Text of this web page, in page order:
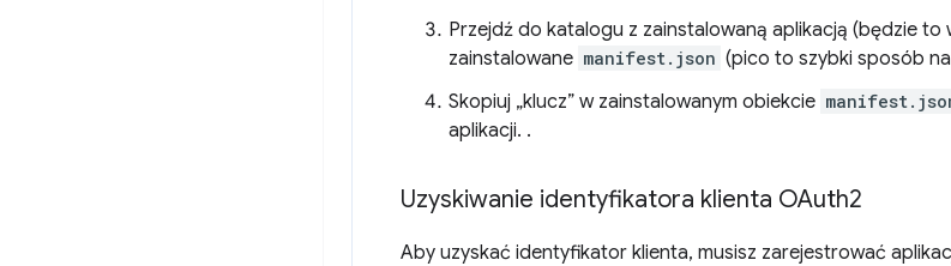
Przejdź do katalogu z zainstalowaną aplikacją (będzie
zainstalowane manifest.json (pico to szybki sposób
Skopiuj „klucz” w zainstalowanym obiekcie
aplikacji. .
Uzyskiwanie identyfikatora klienta OAuth2
Aby uzyskać identyfikator klienta, musisz zarejestrować